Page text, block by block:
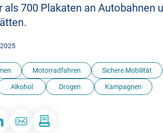
700 Plakaten an Autobahnen
Motorradfahren Sichere Mobilität
Alkohol Drogen Kampagnen